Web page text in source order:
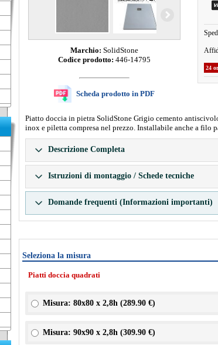
Marchio: SolidStone
Codice prodotto: 446-14795
Scheda prodotto in PDF
24
Piatto doccia in pietra SolidStone Grigio cemento
inox e piletta compresa nel prezzo. Installabile anche a filo
Descrizione Completa
Istruzioni di montaggio / Schede tecniche
Domande frequenti (Informazioni importanti)
Seleziona la misura
Piatti doccia quadrati
Misura: 80x80 x 2,8h (289.90 €)
Misura: 90x90 x 2,8h (309.90 €)